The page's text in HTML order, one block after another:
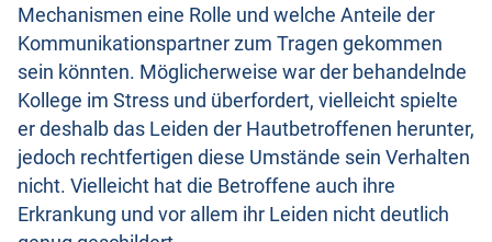
Mechanismen eine Rolle und welche Anteile der
Kommunikationspartner zum Tragen gekommen
sein könnten. Möglicherweise war der behandelnde
Kollege im Stress und überfordert, vielleicht spielte
er deshalb das Leiden der Hautbetroffenen herunter,
jedoch rechtfertigen diese Umstände sein Verhalten
nicht. Vielleicht hat die Betroffene auch ihre
Erkrankung und vor allem ihr Leiden nicht deutlich